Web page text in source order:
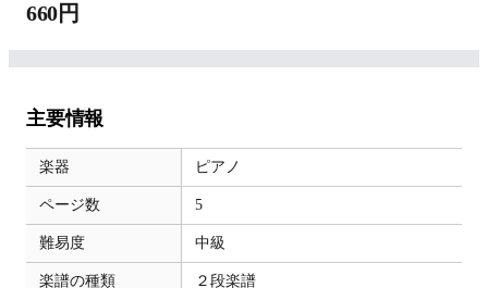
660円
主要情報
楽器 ピアノ
ページ数 5
難易度 中級
楽譜の種類 ２段楽譜